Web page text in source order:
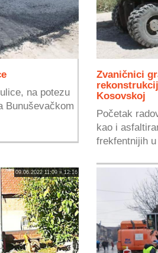
na potezu
Bunuševačkom
Zvaničnici
Kosovskoj
Početak
kao i
frekfentnijih
09.06.2022 11:09 » 12:16